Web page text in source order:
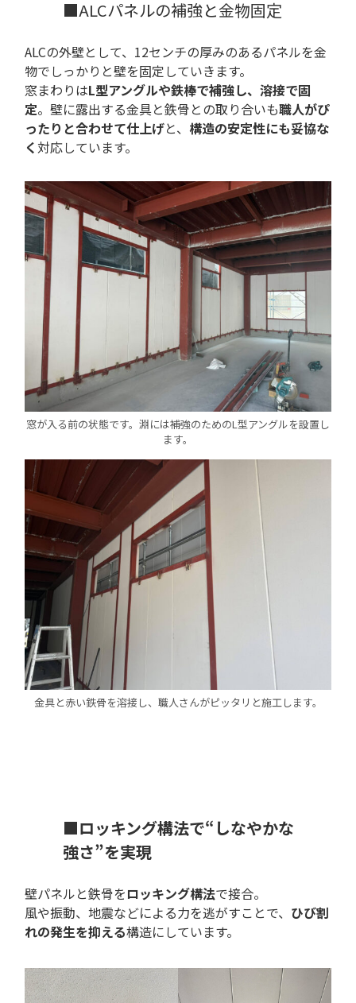
■ALCパネルの補強と金物固定
ALCの外壁として、12センチの厚みのあるパネルを金
物でしっかりと壁を固定していきます。
窓まわりはL型アングルや鉄棒で補強し、溶接で固
定。壁に露出する金具と鉄骨との取り合いも職人がぴ
ったりと合わせて仕上げと、 構造の安定性にも妥協な
く対応しています。
窓が入る前の状態です。淵には補強のためのL型アングルを設置し
ます。
金具と赤い鉄骨を溶接し、職人さんがピッタリと施工します。
■ロッキング構法で“しなやかな
強さ”を実現
壁パネルと鉄骨をロッキング構法で接合。
風や振動、地震などによる力を逃がすことで、 ひび割
れの発生を抑える構造にしています。